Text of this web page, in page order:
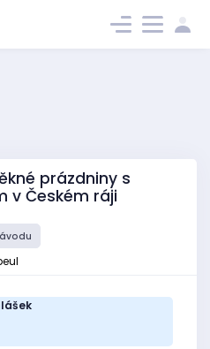
prázdniny s
v Českém ráji